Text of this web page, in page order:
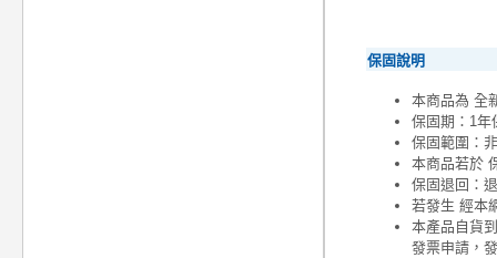
保固說明
本商品為 全
保固期：1年
保固範圍：
本商品若於
保固退回：
若發生 經本
本產品自貨
發票申請，